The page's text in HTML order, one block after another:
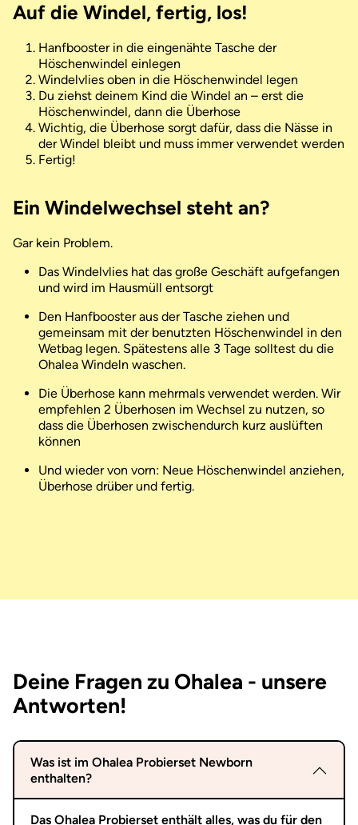
Auf die Windel, fertig, los!
Hanfbooster in die eingenähte Tasche der
Höschenwindel einlegen
Windelvlies oben in die Höschenwindel legen
Du ziehst deinem Kind die Windel an – erst die
Höschenwindel, dann die Überhose
Wichtig, die Überhose sorgt dafür, dass die Nässe in
der Windel bleibt und muss immer verwendet werden
Fertig!
Ein Windelwechsel steht an?
Gar kein Problem.
Das Windelvlies hat das große Geschäft aufgefangen
und wird im Hausmüll entsorgt
Den Hanfbooster aus der Tasche ziehen und
gemeinsam mit der benutzten Höschenwindel in den
Wetbag legen. Spätestens alle 3 Tage solltest du die
Ohalea Windeln waschen.
Die Überhose kann mehrmals verwendet werden. Wir
empfehlen 2 Überhosen im Wechsel zu nutzen, so
dass die Überhosen zwischendurch kurz auslüften
können
Und wieder von vorn: Neue Höschenwindel anziehen,
Überhose drüber und fertig.
Deine Fragen zu Ohalea - unsere
Antworten!
Was ist im Ohalea Probierset Newborn
enthalten?
Das Ohalea Probierset enthält alles, was du für den